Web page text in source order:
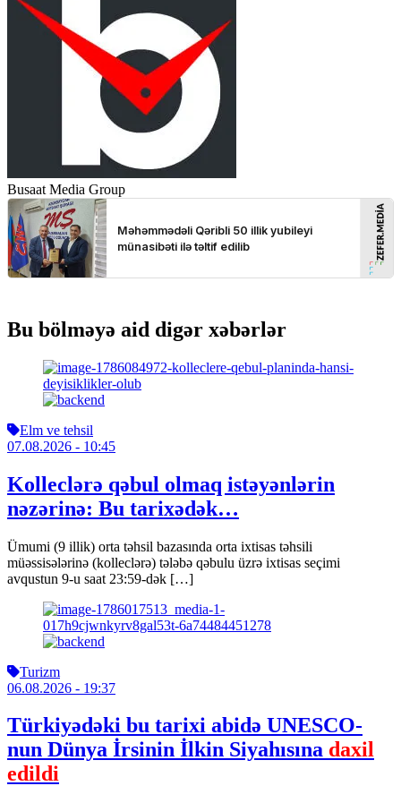
Busaat Media Group
Bu bölməyə aid digər xəbərlər
Elm ve tehsil
07.08.2026 - 10:45
Kolleclərə qəbul olmaq istəyənlərin
nəzərinə: Bu tarixədək…
Ümumi (9 illik) orta təhsil bazasında orta ixtisas təhsili
müəssisələrinə (kolleclərə) tələbə qəbulu üzrə ixtisas seçimi
avqustun 9-u saat 23:59-dək […]
Turizm
06.08.2026 - 19:37
Türkiyədəki bu tarixi abidə UNESCO-
nun Dünya İrsinin İlkin Siyahısına daxil
edildi